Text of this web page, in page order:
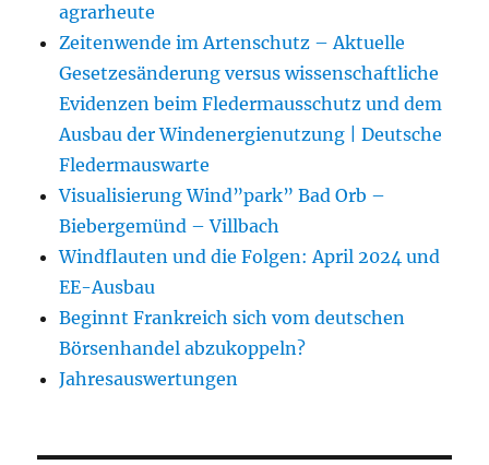
agrarheute
Zeitenwende im Artenschutz – Aktuelle
Gesetzesänderung versus wissenschaftliche
Evidenzen beim Fledermausschutz und dem
Ausbau der Windenergienutzung | Deutsche
Fledermauswarte
Visualisierung Wind”park” Bad Orb –
Biebergemünd – Villbach
Windflauten und die Folgen: April 2024 und
EE-Ausbau
Beginnt Frankreich sich vom deutschen
Börsenhandel abzukoppeln?
Jahresauswertungen